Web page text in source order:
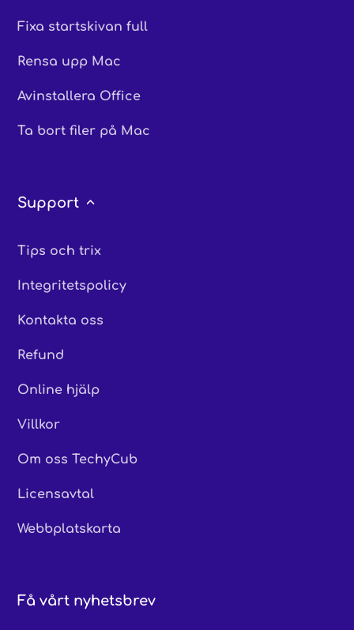
Fixa startskivan full
Rensa upp Mac
Avinstallera Office
Ta bort filer på Mac
Support
Tips och trix
Integritetspolicy
Kontakta oss
Refund
Online hjälp
Villkor
Om oss TechyCub
Licensavtal
Webbplatskarta
Få vårt nyhetsbrev